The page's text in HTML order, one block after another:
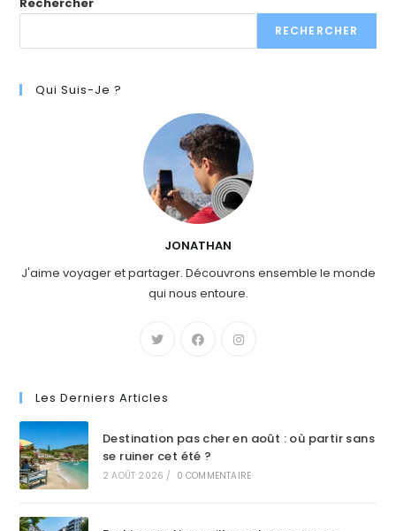
RECHERCHER
Qui Suis-Je ?
JONATHAN
J'aime voyager et partager. Découvrons ensemble le monde
qui nous entoure.
Les Derniers Articles
Destination pas cher en août : où partir sans
se ruiner cet été ?
2 AOÛT 2026 / 0 COMMENTAIRE